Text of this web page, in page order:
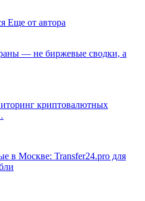
Еще от автора
— не биржевые сводки, а
криптовалютных
в Москве: Transfer24.pro для